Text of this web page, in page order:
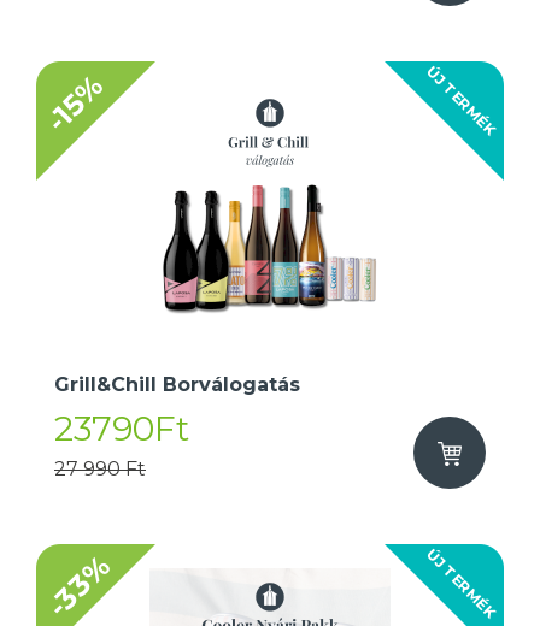
ÚJ TERMÉK
-15%
Grill&Chill Borválogatás
23790Ft
27 990 Ft
ÚJ TERMÉK
-33%